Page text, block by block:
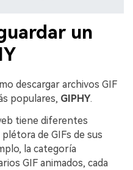
un
descargar archivos GIF
populares, GIPHY.
tiene diferentes
de GIFs de sus
la categoría
GIF animados, cada